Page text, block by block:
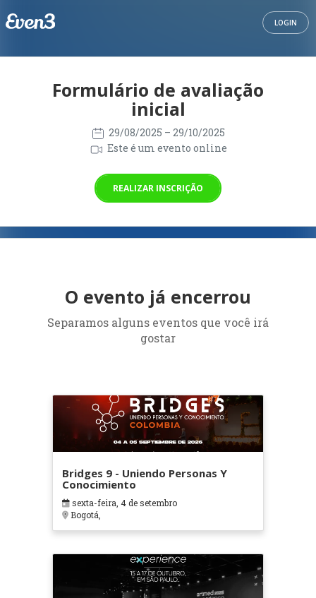
LOGIN
Formulário de avaliação
inicial
29/08/2025 – 29/10/2025
Este é um evento online
REALIZAR INSCRIÇÃO
O evento já encerrou
Separamos alguns eventos que você irá
gostar
Bridges 9 - Uniendo Personas Y
Conocimiento
sexta-feira, 4 de setembro
Bogotá,